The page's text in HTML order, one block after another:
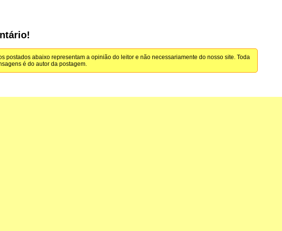
postados abaixo representam a opinião do leitor e não necessariamente do nosso site. Toda
é do autor da postagem.